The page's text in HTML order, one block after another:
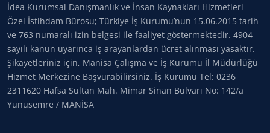
İdea Kurumsal Danışmanlık ve İnsan Kaynakları Hizmetleri
Özel İstihdam Bürosu; Türkiye İş Kurumu’nun 15.06.2015 tarih
ve 763 numaralı izin belgesi ile faaliyet göstermektedir. 4904
sayılı kanun uyarınca iş arayanlardan ücret alınması yasaktır.
Şikayetleriniz için, Manisa Çalışma ve İş Kurumu İl Müdürlüğü
Hizmet Merkezine Başvurabilirsiniz. İş Kurumu Tel: 0236
2311620 Hafsa Sultan Mah. Mimar Sinan Bulvarı No: 142/a
Yunusemre / MANİSA